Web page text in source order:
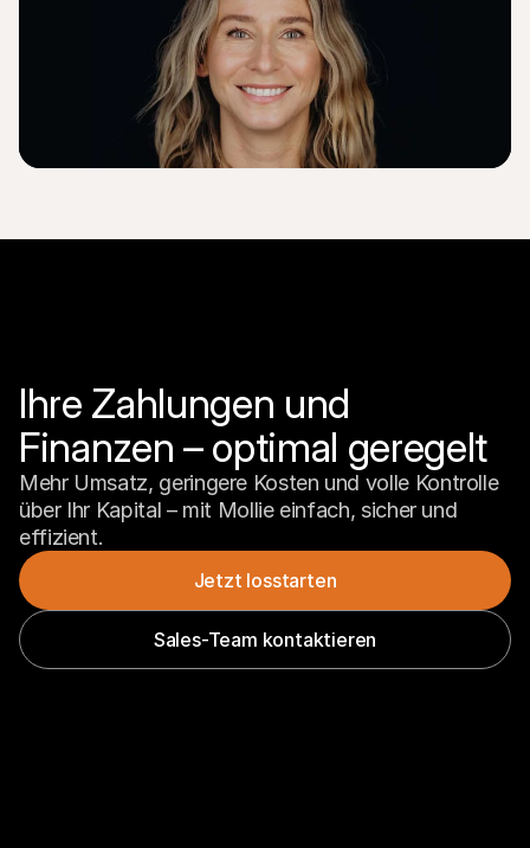
Ihre Zahlungen und
Finanzen – optimal geregelt
Mehr Umsatz, geringere Kosten und volle Kontrolle
über Ihr Kapital – mit Mollie einfach, sicher und
effizient.
Jetzt losstarten
Sales-Team kontaktieren